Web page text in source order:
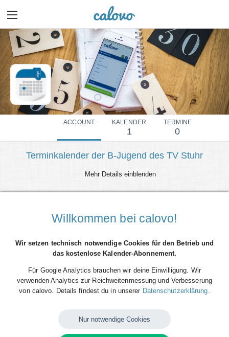
ACCOUNT KALENDER
1
TERMINE
0
Terminkalender der B-Jugend des TV Stuhr
Mehr Details einblenden
Willkommen bei calovo!
Wir setzen technisch notwendige Cookies für den Betrieb und
das kostenlose Kalender-Abonnement.
Für Google Analytics brauchen wir deine Einwilligung. Wir
verwenden Analytics zur Reichweitenmessung und Verbesserung
von calovo. Details findest du in unserer Datenschutzerklärung.
Nur notwendige Cookies